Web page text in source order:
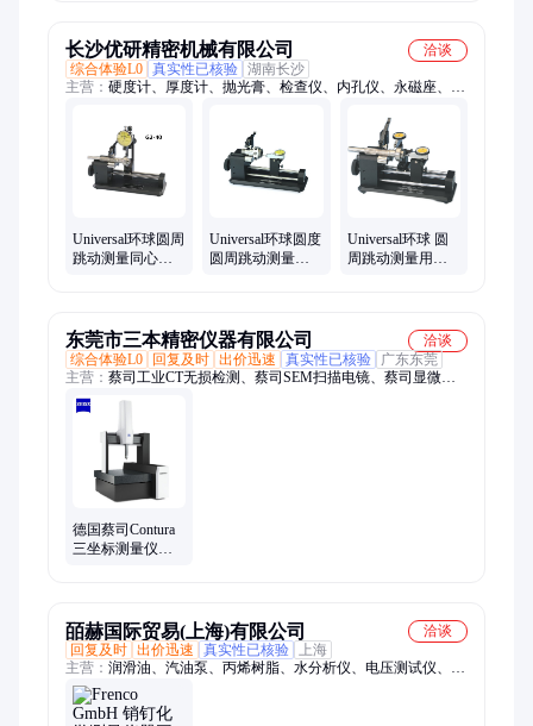
长沙优研精密机械有限公司
洽谈
综合体验L0 真实性已核验 湖南长沙
主营： 硬度计、厚度计、抛光膏、检查仪、内孔仪、永磁座、打
具架、研磨片、直边规、角度计、膜厚计、测试台、锥度规、动
力头、角度器、雕刻笔、支架装、油石条
Universal环球圆周
跳动测量同心度
Universal环球圆度
圆周跳动测量用
Universal环球 圆
周跳动测量用同
东莞市三本精密仪器有限公司
洽谈
综合体验L0
回复及时 出价迅速 真实性已核验
广东东莞
主营： 蔡司工业CT无损检测、蔡司SEM扫描电镜、蔡司显微
镜、蔡司三坐标测量机、蔡司三维3D扫描仪、蔡司影像测量
测仪、水冷板铲齿测量仪、蔡司x-ray检测机、三丰量具、马尔量
具、AOI视觉检测设备
德国蔡司Contura
三坐标测量仪
皕赫国际贸易(上海)有限公司
洽谈
回复及时 出价迅速 真实性已核验
上海
主营： 润滑油、汽油泵、丙烯树脂、水分析仪、电压测试仪、阻
燃面料、3d检测系统、挠性联轴器、图像分析系统、集成电路测
试